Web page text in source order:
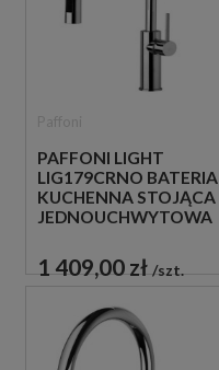
PAFFONI LIGHT
LIG179CRNO BATERIA
KUCHENNA STOJĄCA
JEDNOUCHWYTOWA
1 409,00 zł szt.